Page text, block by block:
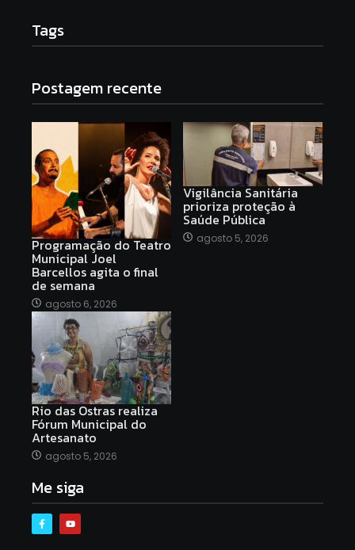
Tags
Postagem recente
Programação do Teatro
Municipal Joel
Barcellos agita o final
de semana
agosto 6, 2026
Vigilância Sanitária
prioriza proteção à
Saúde Pública
agosto 5, 2026
Rio das Ostras realiza
Fórum Municipal do
Artesanato
agosto 5, 2026
Me siga